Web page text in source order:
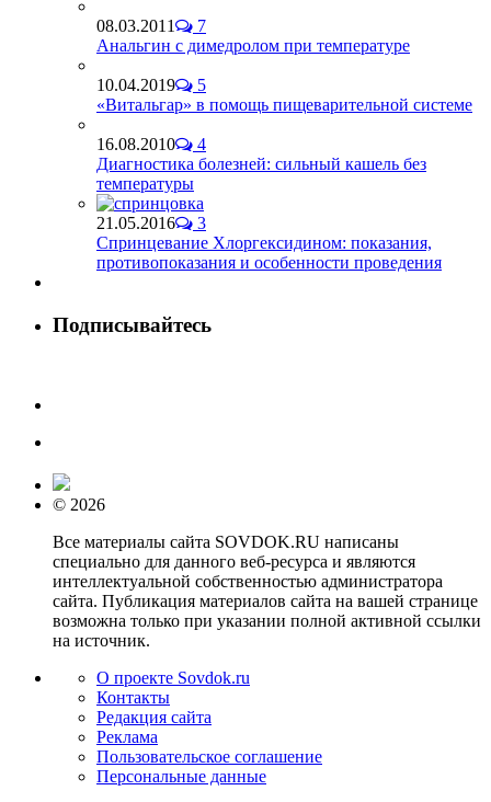
08.03.2011
7
Анальгин с димедролом при температуре
10.04.2019
5
«Витальгар» в помощь пищеварительной системе
16.08.2010
4
Диагностика болезней: сильный кашель без
температуры
21.05.2016
3
Спринцевание Хлоргексидином: показания,
противопоказания и особенности проведения
Подписывайтесь
© 2026
Все материалы сайта SOVDOK.RU написаны
специально для данного веб-ресурса и являются
интеллектуальной собственностью администратора
сайта. Публикация материалов сайта на вашей странице
возможна только при указании полной активной ссылки
на источник.
О проекте Sovdok.ru
Контакты
Редакция сайта
Реклама
Пользовательское соглашение
Персональные данные